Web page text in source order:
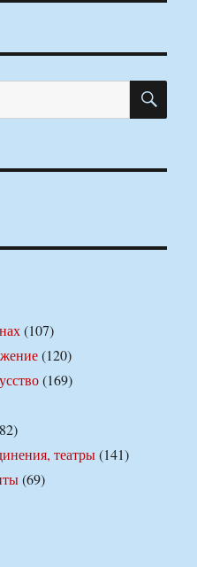
(107)
(120)
(169)
театры(141)
(69)